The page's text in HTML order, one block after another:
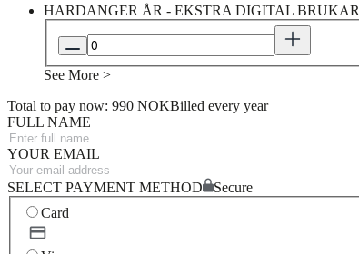
HARDANGER ÅR - EKSTRA DIGITAL BRUKAR
See More >
Total to pay now: 990 NOKBilled every year
FULL NAME
YOUR EMAIL
SELECT PAYMENT METHOD
Secure
Card